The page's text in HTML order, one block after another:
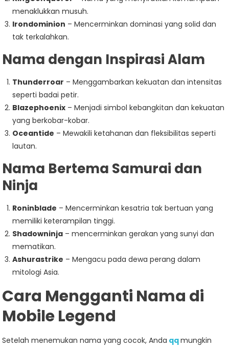
menaklukkan musuh.
Irondominion – Mencerminkan dominasi yang solid dan
tak terkalahkan.
Nama dengan Inspirasi Alam
Thunderroar – Menggambarkan kekuatan dan intensitas
seperti badai petir.
Blazephoenix – Menjadi simbol kebangkitan dan kekuatan
yang berkobar-kobar.
Oceantide – Mewakili ketahanan dan fleksibilitas seperti
lautan.
Nama Bertema Samurai dan
Ninja
Roninblade – Mencerminkan kesatria tak bertuan yang
memiliki keterampilan tinggi.
Shadowninja – mencerminkan gerakan yang sunyi dan
mematikan.
Ashurastrike – Mengacu pada dewa perang dalam
mitologi Asia.
Cara Mengganti Nama di
Mobile Legend
Setelah menemukan nama yang cocok, Anda qqmungkin